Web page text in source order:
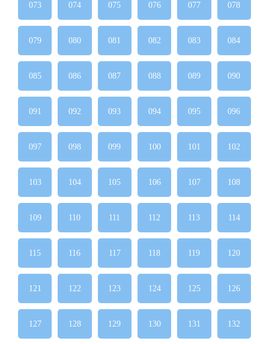
073 074 075 076 077 078
079 080 081 082 083 084
085 086 087 088 089 090
091 092 093 094 095 096
097 098 099 100 101 102
103 104 105 106 107 108
109 110 111 112 113 114
115 116 117 118 119 120
121 122 123 124 125 126
127 128 129 130 131 132